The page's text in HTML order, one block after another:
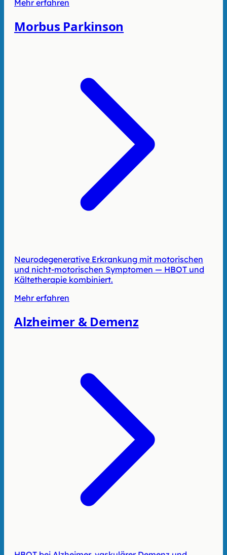
Mehr erfahren
Morbus Parkinson
Neurodegenerative Erkrankung mit motorischen
und nicht-motorischen Symptomen — HBOT und
Kältetherapie kombiniert.
Mehr erfahren
Alzheimer & Demenz